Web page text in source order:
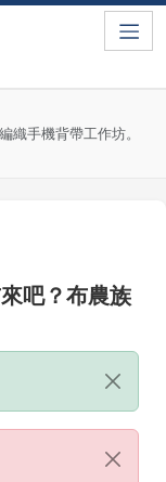
織手機背帶工作坊。
吧？布農族